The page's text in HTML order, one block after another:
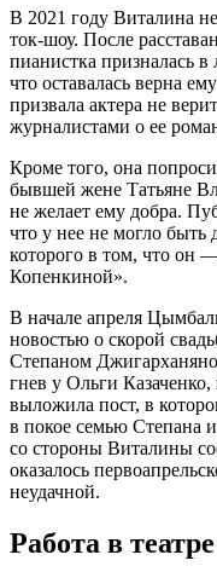
В 2021 году Виталина
ток-шоу. После
пианистка призналась
что оставалась верна
призвала актера не
журналистами о ее
Кроме того, она
бывшей жене Татьяне
не желает ему добра.
что у нее не могло быть
которого в том, что
Копенкиной».
В начале апреля
новостью о скорой
Степаном
гнев у Ольги
выложила пост, в
в покое семью Степана
со стороны Виталины
оказалось
неудачной.
Работа в театре